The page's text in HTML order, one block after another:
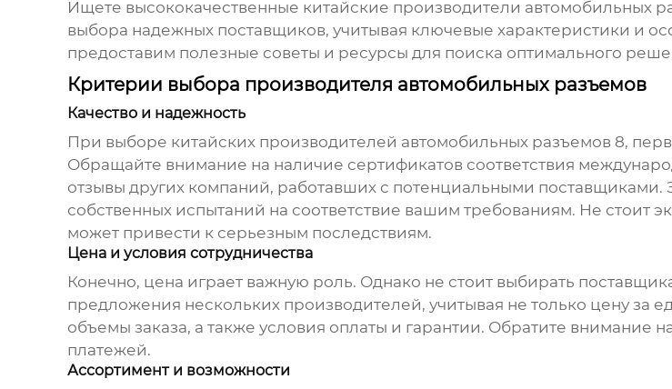
Ищете высококачественные китайские производители автомобильных
выбора надежных поставщиков, учитывая ключевые характеристики и
предоставим полезные советы и ресурсы для поиска оптимального
Критерии выбора производителя автомобильных разъемов
Качество и надежность
При выборе китайских производителей автомобильных разъемов 8,
Обращайте внимание на наличие сертификатов соответствия
отзывы других компаний, работавших с потенциальными
собственных испытаний на соответствие вашим требованиям. Не стоит
может привести к серьезным последствиям.
Цена и условия сотрудничества
Конечно, цена играет важную роль. Однако не стоит выбирать
предложения нескольких производителей, учитывая не только цену за
объемы заказа, а также условия оплаты и гарантии. Обратите внимание
платежей.
Ассортимент и возможности